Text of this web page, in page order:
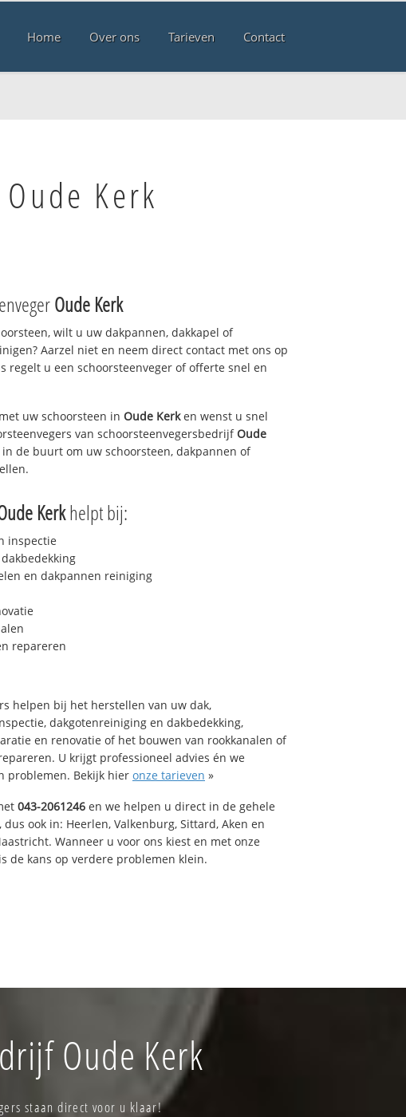
Home Over ons Tarieven Contact
Kerk
Oude Kerk
wilt u uw dakpannen, dakkapel of
Aarzel niet en neem direct contact met ons op
regelt u een schoorsteenveger of offerte snel en
uw schoorsteen in Oude Kerken wenst u snel
van schoorsteenvegersbedrijfOude
de buurt om uw schoorsteen, dakpannen of
Kerkhelpt bij:
inspectie
en dakpannen reiniging
repareren
helpen bij het herstellen van uw dak,
dakgotenreiniging en dakbedekking,
en renovatie of het bouwen van rookkanalen of
U krijgt professioneel advies én we
problemen. Bekijk hier onze tarieven »
043-2061246 en we helpen u direct in de gehele
ook in: Heerlen, Valkenburg, Sittard, Aken en
Wanneer u voor ons kiest en met onze
de kans op verdere problemen klein.
Oude Kerk
staan direct voor u klaar!